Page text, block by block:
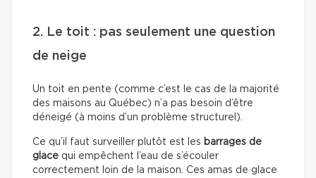
2. Le toit : pas seulement une question
de neige
Un toit en pente (comme c’est le cas de la majorité
des maisons au Québec) n’a pas besoin d’être
déneigé (à moins d’un problème structurel).
Ce qu’il faut surveiller plutôt est les barrages de
glace qui empêchent l’eau de s’écouler
correctement loin de la maison. Ces amas de glace